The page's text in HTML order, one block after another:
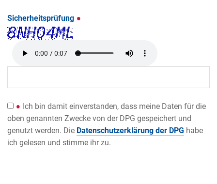
Sicherheitsprüfung
Ich bin damit einverstanden, dass meine Daten für die
oben genannten Zwecke von der DPG gespeichert und
genutzt werden. Die Datenschutzerklärung der DPG habe
ich gelesen und stimme ihr zu.